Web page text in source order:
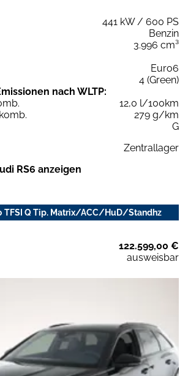
441 kW / 600 PS
Benzin
3.996 cm³
Euro6
4 (Green)
nach WLTP:
12,0 l/100km
279 g/km
G
Zentrallager
RS6 anzeigen
TFSI Q Tip. Matrix/ACC/HuD/Standhz
122.599,00 €
ausweisbar